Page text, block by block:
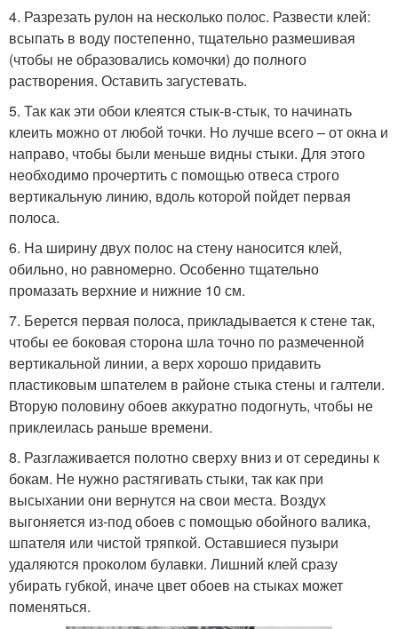
4. Разрезать рулон на несколько полос. Развести клей:
всыпать в воду постепенно, тщательно размешивая
(чтобы не образовались комочки) до полного
растворения. Оставить загустевать.
5. Так как эти обои клеятся стык-в-стык, то начинать
клеить можно от любой точки. Но лучше всего – от окна и
направо, чтобы были меньше видны стыки. Для этого
необходимо прочертить с помощью отвеса строго
вертикальную линию, вдоль которой пойдет первая
полоса.
6. На ширину двух полос на стену наносится клей,
обильно, но равномерно. Особенно тщательно
промазать верхние и нижние 10 см.
7. Берется первая полоса, прикладывается к стене так,
чтобы ее боковая сторона шла точно по размеченной
вертикальной линии, а верх хорошо придавить
пластиковым шпателем в районе стыка стены и галтели.
Вторую половину обоев аккуратно подогнуть, чтобы не
приклеилась раньше времени.
8. Разглаживается полотно сверху вниз и от середины к
бокам. Не нужно растягивать стыки, так как при
высыхании они вернутся на свои места. Воздух
выгоняется из-под обоев с помощью обойного валика,
шпателя или чистой тряпкой. Оставшиеся пузыри
удаляются проколом булавки. Лишний клей сразу
убирать губкой, иначе цвет обоев на стыках может
поменяться.